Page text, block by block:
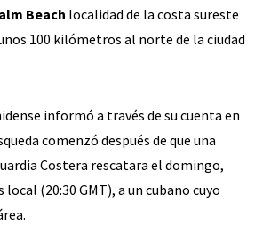
Beach localidad de la costa sureste
100 kilómetros al norte de la ciudad
informó a través de su cuenta en
comenzó después de que una
Costera rescatara el domingo,
local (20:30 GMT), a un cubano cuyo